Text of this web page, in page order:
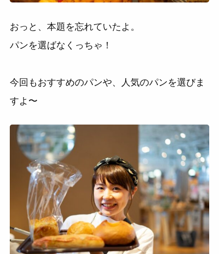
おっと、本題を忘れていたよ。
パンを選ばなくっちゃ！
今回もおすすめのパンや、人気のパンを選びま
すよ〜